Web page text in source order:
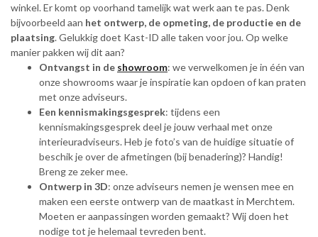
winkel. Er komt op voorhand tamelijk wat werk aan te pas. Denk
bijvoorbeeld aan het ontwerp, de opmeting, de productie en de
plaatsing. Gelukkig doet Kast-ID alle taken voor jou. Op welke
manier pakken wij dit aan?
Ontvangst in de showroom: we verwelkomen je in één van
onze showrooms waar je inspiratie kan opdoen of kan praten
met onze adviseurs.
Een kennismakingsgesprek: tijdens een
kennismakingsgesprek deel je jouw verhaal met onze
interieuradviseurs. Heb je foto’s van de huidige situatie of
beschik je over de afmetingen (bij benadering)? Handig!
Breng ze zeker mee.
Ontwerp in 3D: onze adviseurs nemen je wensen mee en
maken een eerste ontwerp van de maatkast in Merchtem.
Moeten er aanpassingen worden gemaakt? Wij doen het
nodige tot je helemaal tevreden bent.